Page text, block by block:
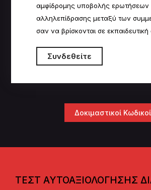
αμφίδρομης υποβολής ερωτήσεων
αλληλεπίδρασης μεταξύ των
σαν να βρίσκονται σε εκπαιδευτική
Συνδεθείτε
Δοκιμαστικοί Κωδικοί
ΤΕΣΤ ΑΥΤΟΑΞΙΟΛΟΓΗΣΗΣ